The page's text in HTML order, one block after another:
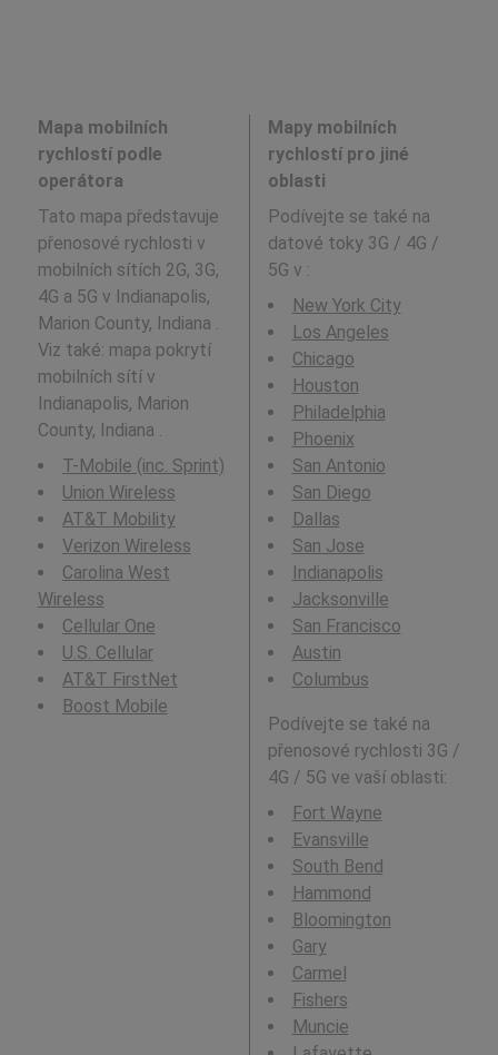
Mapa mobilních
rychlostí podle
operátora
Tato mapa představuje
přenosové rychlosti v
mobilních sítích 2G, 3G,
4G a 5G v Indianapolis,
Marion County, Indiana .
Viz také: mapa pokrytí
mobilních sítí v
Indianapolis, Marion
County, Indiana .
T-Mobile (inc. Sprint)
Union Wireless
AT&T Mobility
Verizon Wireless
Carolina West
Wireless
Cellular One
U.S. Cellular
AT&T FirstNet
Boost Mobile
Mapy mobilních
rychlostí pro jiné
oblasti
Podívejte se také na
datové toky 3G / 4G /
5G v :
New York City
Los Angeles
Chicago
Houston
Philadelphia
Phoenix
San Antonio
San Diego
Dallas
San Jose
Indianapolis
Jacksonville
San Francisco
Austin
Columbus
Podívejte se také na
přenosové rychlosti 3G /
4G / 5G ve vaší oblasti:
Fort Wayne
Evansville
South Bend
Hammond
Bloomington
Gary
Carmel
Fishers
Muncie